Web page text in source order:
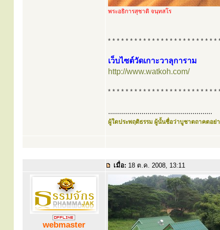
พระอธิการสุชาติ จนฺทสโร
* * * * * * * * * * * * * * * * * * * * * * * * *
เว็บไซต์วัดเกาะวาลุการาม
http://www.watkoh.com/
* * * * * * * * * * * * * * * * * * * * * * * * *
.....................................................
ผู้ใดประพฤติธรรม ผู้นั้นชื่อว่าบูชาตถาคตอย่า
เมื่อ: 18 ต.ค. 2008, 13:11
webmaster